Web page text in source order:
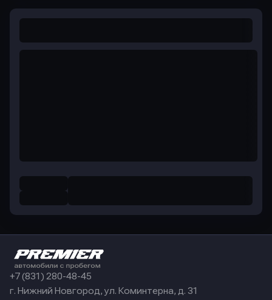
+7 (831) 280-48-45
г. Нижний Новгород, ул. Коминтерна, д. 31